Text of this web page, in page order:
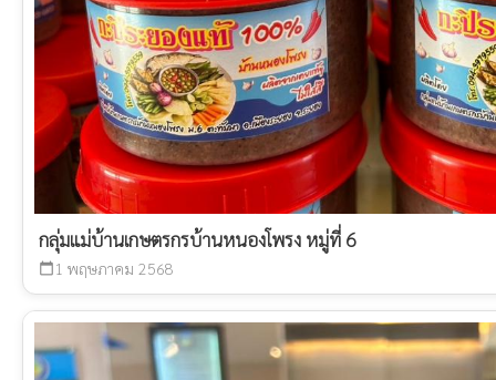
กลุ่มแม่บ้านเกษตรกรบ้านหนองโพรง หมู่ที่ 6
calendar_today 1 พฤษภาคม 2568